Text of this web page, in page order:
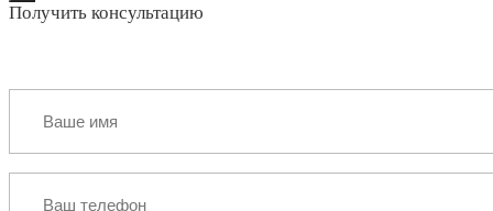
Получить консультацию